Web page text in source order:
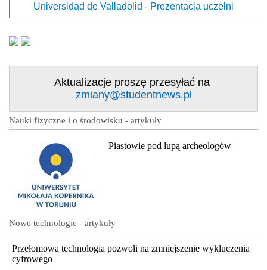
Universidad de Valladolid - Prezentacja uczelni
Aktualizacje proszę przesyłać na
zmiany@studentnews.pl
Nauki fizyczne i o środowisku - artykuły
Piastowie pod lupą archeologów
Nowe technologie - artykuły
Przełomowa technologia pozwoli na zmniejszenie wykluczenia
cyfrowego